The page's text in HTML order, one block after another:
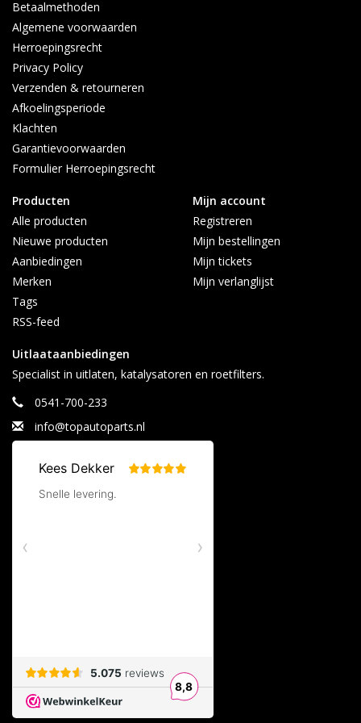
Betaalmethoden
Algemene voorwaarden
Herroepingsrecht
Privacy Policy
Verzenden & retourneren
Afkoelingsperiode
Klachten
Garantievoorwaarden
Formulier Herroepingsrecht
Producten
Alle producten
Nieuwe producten
Aanbiedingen
Merken
Tags
RSS-feed
Mijn account
Registreren
Mijn bestellingen
Mijn tickets
Mijn verlanglijst
Uitlaataanbiedingen
Specialist in uitlaten, katalysatoren en roetfilters.
0541-700-233
info@topautoparts.nl